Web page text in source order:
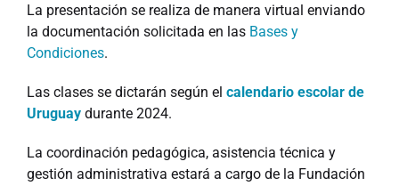
La presentación se realiza de manera virtual enviando
la documentación solicitada en las Bases y
Condiciones.
Las clases se dictarán según el calendario escolar de
Uruguay durante 2024.
La coordinación pedagógica, asistencia técnica y
gestión administrativa estará a cargo de la Fundación